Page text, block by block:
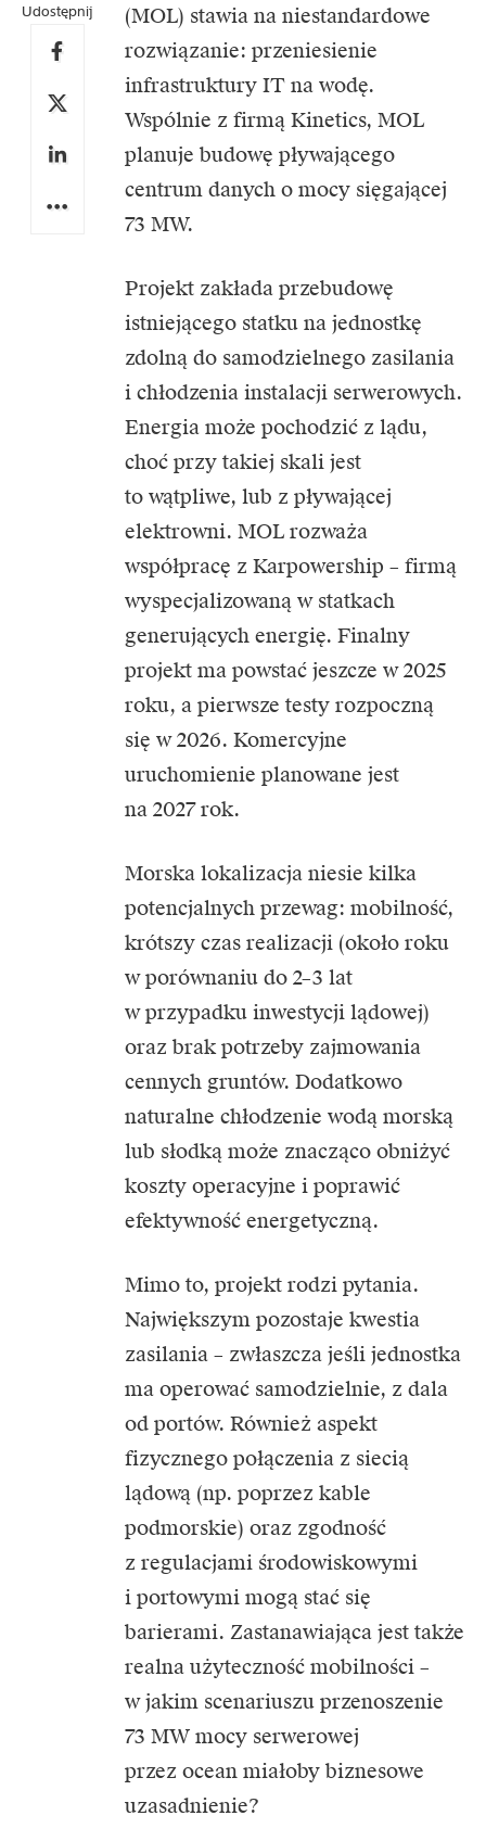
Udostępnij
(MOL) stawia na niestandardowe
rozwiązanie: przeniesienie
infrastruktury IT na wodę.
Wspólnie z firmą Kinetics, MOL
planuje budowę pływającego
centrum danych o mocy sięgającej
73 MW.
Projekt zakłada przebudowę
istniejącego statku na jednostkę
zdolną do samodzielnego zasilania
i chłodzenia instalacji serwerowych.
Energia może pochodzić z lądu,
choć przy takiej skali jest
to wątpliwe, lub z pływającej
elektrowni. MOL rozważa
współpracę z Karpowership – firmą
wyspecjalizowaną w statkach
generujących energię. Finalny
projekt ma powstać jeszcze w 2025
roku, a pierwsze testy rozpoczną
się w 2026. Komercyjne
uruchomienie planowane jest
na 2027 rok.
Morska lokalizacja niesie kilka
potencjalnych przewag: mobilność,
krótszy czas realizacji (około roku
w porównaniu do 2–3 lat
w przypadku inwestycji lądowej)
oraz brak potrzeby zajmowania
cennych gruntów. Dodatkowo
naturalne chłodzenie wodą morską
lub słodką może znacząco obniżyć
koszty operacyjne i poprawić
efektywność energetyczną.
Mimo to, projekt rodzi pytania.
Największym pozostaje kwestia
zasilania – zwłaszcza jeśli jednostka
ma operować samodzielnie, z dala
od portów. Również aspekt
fizycznego połączenia z siecią
lądową (np. poprzez kable
podmorskie) oraz zgodność
z regulacjami środowiskowymi
i portowymi mogą stać się
barierami. Zastanawiająca jest także
realna użyteczność mobilności –
w jakim scenariuszu przenoszenie
73 MW mocy serwerowej
przez ocean miałoby biznesowe
uzasadnienie?